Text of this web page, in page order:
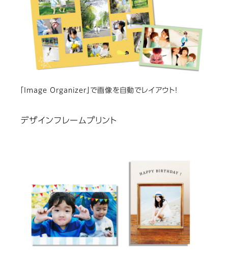
「Image Organizer」で画像を自動でレイアウト！
デザインフレームプリント